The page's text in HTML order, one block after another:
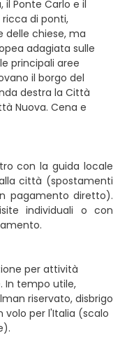
il Ponte Carlo e il
di ponti,
delle chiese, ma
adagiata sulle
principali aree
il borgo del
destra la Città
Nuova. Cena e
con la guida locale
città (spostamenti
pagamento diretto).
individuali o con
per attività
In tempo utile,
riservato, disbrigo
per l'Italia (scalo